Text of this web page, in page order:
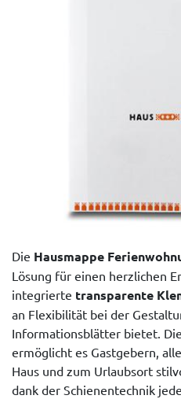
Die Hausmappe
Lösung für einen herzlichen
integrierte transparente
an Flexibilität bei der
Informationsblätter bietet.
ermöglicht es Gastgebern,
Haus und zum Urlaubsort
dank der Schienentechnik